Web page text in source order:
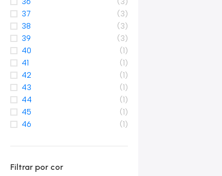
37
(3)
38
(3)
39
(3)
40
(1)
41
(1)
42
(1)
43
(1)
44
(1)
45
(1)
46
(1)
Filtrar por cor